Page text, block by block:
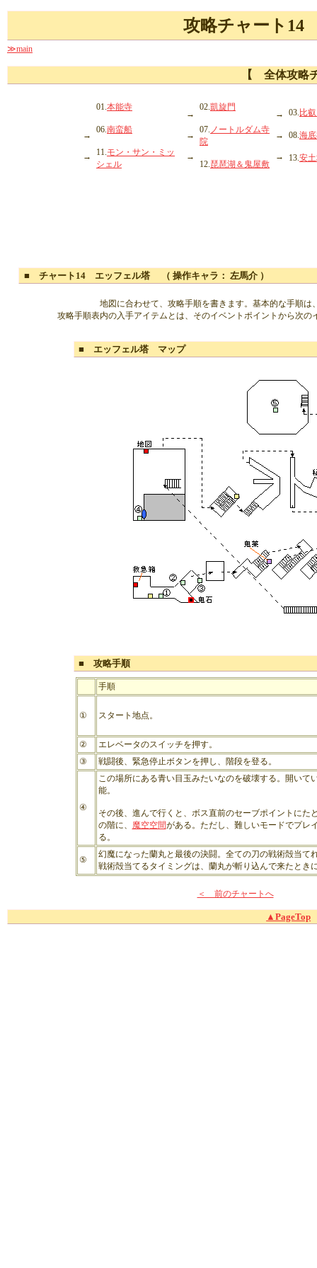
攻略チャート
≫main
【 全体攻略
→
→
01.本能寺
06.南蛮船
11.モン・サン・ミッ
シェル
→
→
→
02.凱旋門
07. ノートルダム寺
院
12.琵琶湖＆鬼屋敷
→
→
→
03. 比
08.海
13.安
■ チャート14 エッフェル塔 （ 操作キャラ： 左馬介 ）
地図に合わせて、攻略手順を書きます。基本的な手順
攻略手順表内の入手アイテムとは、そのイベントポイントから次
■ エッフェル塔 マップ
■ 攻略手順
手順
① スタート地点。
②
エレベータのスイッチを押す。
③
戦闘後、緊急停止ボタンを押し、階段を登る。
④
この場所にある青い目玉みたいなのを破壊する。開いて
能。
その後、進んで行くと、ボス直前のセーブポイントにた
の階に、
魔空空間がある。ただし、難しいモードでプレ
る。
⑤
幻魔になった蘭丸と最後の決闘。全ての刀の戦術殻当て
戦術殻当てるタイミングは、蘭丸が斬り込んで来たとき
＜ 前のチャートへ
▲PageTop